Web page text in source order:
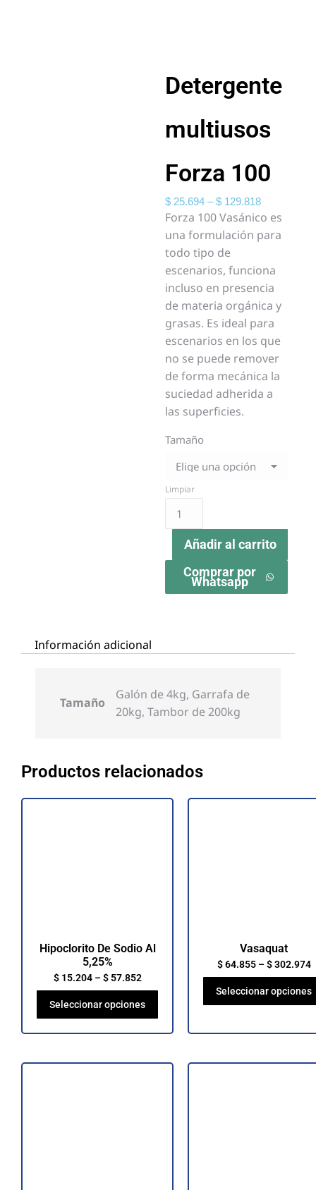
Detergente
multiusos
Forza 100
$ 25.694 –$ 129.818
Forza 100 Vasánico es
una formulación para
todo tipo de
escenarios, funciona
incluso en presencia
de materia orgánica y
grasas. Es ideal para
escenarios en los que
no se puede remover
de forma mecánica la
suciedad adherida a
las superficies.
Tamaño
Limpiar
Añadir al carrito
Comprar por
Whatsapp
Información adicional
Tamaño
Galón de 4kg, Garrafa de
20kg, Tambor de 200kg
Productos relacionados
Hipoclorito De Sodio Al
5,25%
$15.204–$57.852
Seleccionar opciones
Vasaquat
$64.855–$302.974
Seleccionar opciones